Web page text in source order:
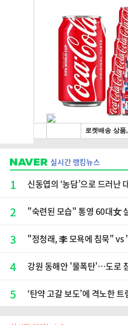
실시간 랭킹뉴스
1 신동엽의 ‘농담’으로 드러난
2 "숙련된 모습" 통영 60대女
3 "정청래, 李 모욕에 침묵"
4 강원 동해안 '물폭탄'…도로
5 ‘탄약 고갈 보도’에 격노한